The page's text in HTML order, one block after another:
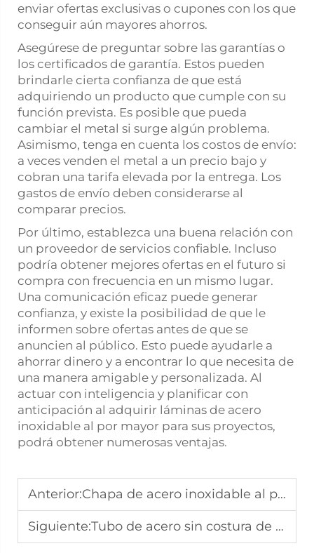
enviar ofertas exclusivas o cupones con los que
conseguir aún mayores ahorros.
Asegúrese de preguntar sobre las garantías o
los certificados de garantía. Estos pueden
brindarle cierta confianza de que está
adquiriendo un producto que cumple con su
función prevista. Es posible que pueda
cambiar el metal si surge algún problema.
Asimismo, tenga en cuenta los costos de envío:
a veces venden el metal a un precio bajo y
cobran una tarifa elevada por la entrega. Los
gastos de envío deben considerarse al
comparar precios.
Por último, establezca una buena relación con
un proveedor de servicios confiable. Incluso
podría obtener mejores ofertas en el futuro si
compra con frecuencia en un mismo lugar.
Una comunicación eficaz puede generar
confianza, y existe la posibilidad de que le
informen sobre ofertas antes de que se
anuncien al público. Esto puede ayudarle a
ahorrar dinero y a encontrar lo que necesita de
una manera amigable y personalizada. Al
actuar con inteligencia y planificar con
anticipación al adquirir láminas de acero
inoxidable al por mayor para sus proyectos,
podrá obtener numerosas ventajas.
Anterior:Chapa de acero inoxidable al por mayor: laminado en frío frente a laminado en caliente
Siguiente:Tubo de acero sin costura de alta presión: características y beneficios